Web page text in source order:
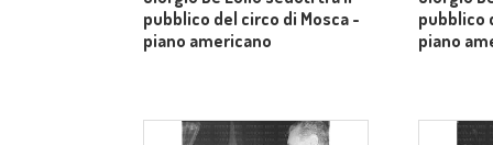
pubblico del circo di Mosca -
piano americano
pubblico
piano